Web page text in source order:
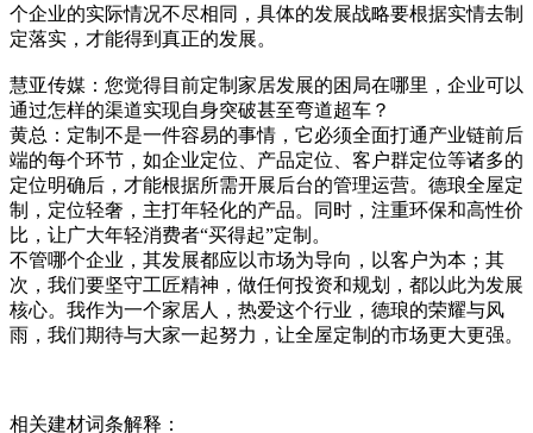
个企业的实际情况不尽相同，具体的发展战略要根据实情去制
定落实，才能得到真正的发展。
慧亚传媒：您觉得目前定制家居发展的困局在哪里，企业可以
通过怎样的渠道实现自身突破甚至弯道超车？
黄总：定制不是一件容易的事情，它必须全面打通产业链前后
端的每个环节，如企业定位、产品定位、客户群定位等诸多的
定位明确后，才能根据所需开展后台的管理运营。德琅全屋定
制，定位轻奢，主打年轻化的产品。同时，注重环保和高性价
比，让广大年轻消费者“买得起”定制。
不管哪个企业，其发展都应以市场为导向，以客户为本；其
次，我们要坚守工匠精神，做任何投资和规划，都以此为发展
核心。我作为一个家居人，热爱这个行业，德琅的荣耀与风
雨，我们期待与大家一起努力，让全屋定制的市场更大更强。
相关建材词条解释：